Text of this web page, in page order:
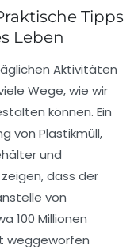
Tipps
Leben
Aktivitäten
Wege, wie wir
können. Ein
von Plastikmüll,
und
dass der
von
100 Millionen
weggeworfen